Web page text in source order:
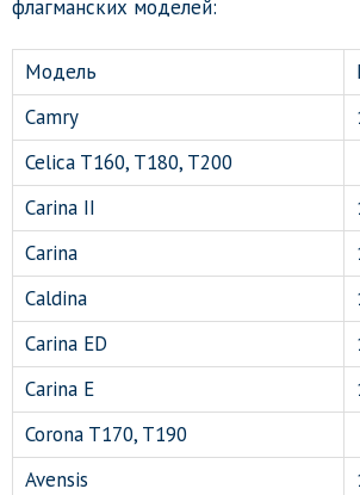
флагманских моделей:
Модель
Camry
Celica T160, T180, T200
Carina II
Carina
Caldina
Carina ED
Carina E
Corona T170, T190
Avensis